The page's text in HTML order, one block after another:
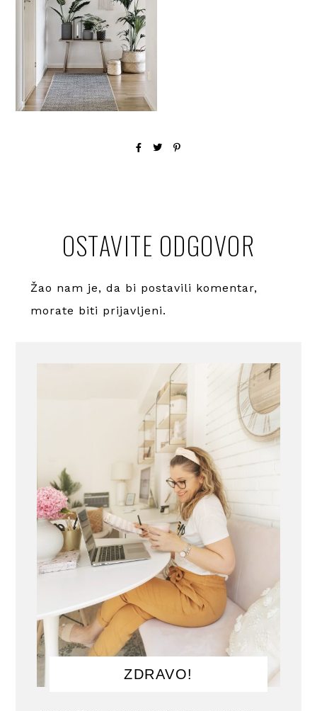
OSTAVITE ODGOVOR
Žao nam je, da bi postavili komentar,
morate biti prijavljeni.
ZDRAVO!